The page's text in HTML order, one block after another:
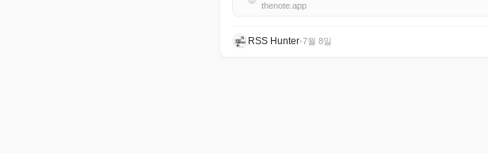
thenote.app
RSS Hunter•7월 8일